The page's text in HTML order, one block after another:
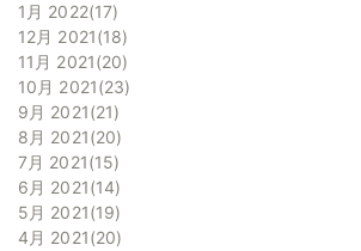
1月 2022 17
12月 2021 18
11月 2021 20
10月 2021 23
9月 2021 21
8月 2021 20
7月 2021 15
6月 2021 14
5月 2021 19
4月 2021 20